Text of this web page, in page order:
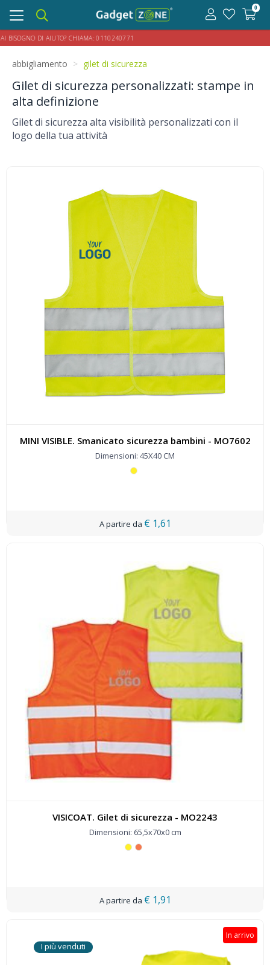
AIUTO? CHIAMA:0110240771
Toggle
navigation
0
abbigliamento gilet di sicurezza
Gilet di sicurezza personalizzati: stampe in
alta definizione
Gilet di sicurezza alta visibilità personalizzati con il
logo della tua attività
MINI VISIBLE. Smanicato sicurezza bambini - MO7602
Dimensioni: 45X40 CM
€ 1,61
VISICOAT. Gilet di sicurezza - MO2243
Dimensioni: 65,5x70x0 cm
€ 1,91
I più venduti
In arrivo